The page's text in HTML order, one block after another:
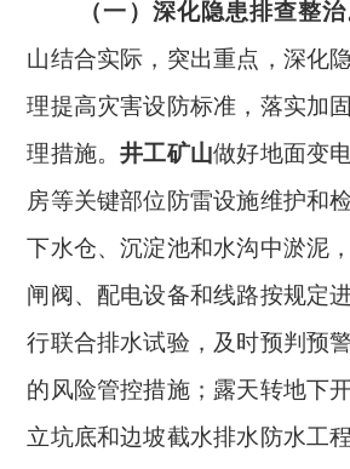
（一）深化隐患排查整
山结合实际，突出重点，深化
理提高灾害设防标准，落实加
理措施。井工矿山做好地面变
房等关键部位防雷设施维护和
下水仓、沉淀池和水沟中淤泥
闸阀、配电设备和线路按规定
行联合排水试验，及时预判预
的风险管控措施；露天转地下
立坑底和边坡截水排水防水工程